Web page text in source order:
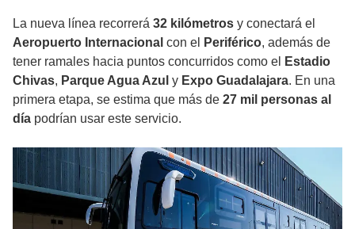
La nueva línea recorrerá 32 kilómetros y conectará el
Aeropuerto Internacional con el Periférico, además de
tener ramales hacia puntos concurridos como el
Estadio
Chivas, Parque Agua Azul y Expo Guadalajara. En una
primera etapa, se estima que más de 27 mil personas al
día podrían usar este servicio.